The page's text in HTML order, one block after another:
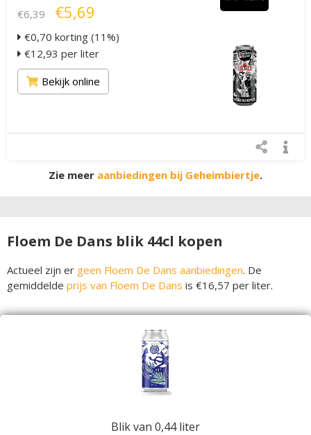
€6,39 €5,69
€0,70 korting (11%)
€12,93 per liter
Bekijk online
Zie meer aanbiedingen bij Geheimbiertje.
Floem De Dans blik 44cl kopen
Actueel zijn er geen Floem De Dans aanbiedingen. De
gemiddelde prijs van Floem De Dans is €16,57 per liter.
Blik van 0,44 liter